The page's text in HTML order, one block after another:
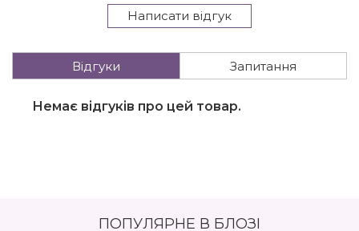
Написати відгук
Відгуки Запитання
Немає відгуків про цей товар.
ПОПУЛЯРНЕ В БЛОЗІ